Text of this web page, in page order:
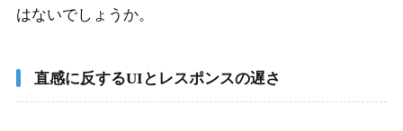
はないでしょうか。
直感に反するUIとレスポンスの遅さ